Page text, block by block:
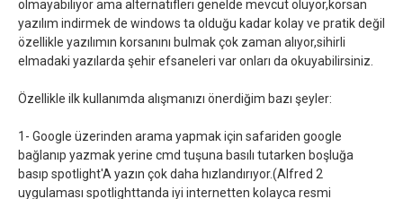
olmayabiliyor ama alternatifleri genelde mevcut oluyor,korsan
yazılım indirmek de windows ta olduğu kadar kolay ve pratik değil
özellikle yazılımın korsanını bulmak çok zaman alıyor,sihirli
elmadaki yazılarda şehir efsaneleri var onları da okuyabilirsiniz.
Özellikle ilk kullanımda alışmanızı önerdiğim bazı şeyler:
1- Google üzerinden arama yapmak için safariden google
bağlanıp yazmak yerine cmd tuşuna basılı tutarken boşluğa
basıp spotlight'A yazın çok daha hızlandırıyor.(Alfred 2
uygulaması spotlighttanda iyi internetten kolayca resmi